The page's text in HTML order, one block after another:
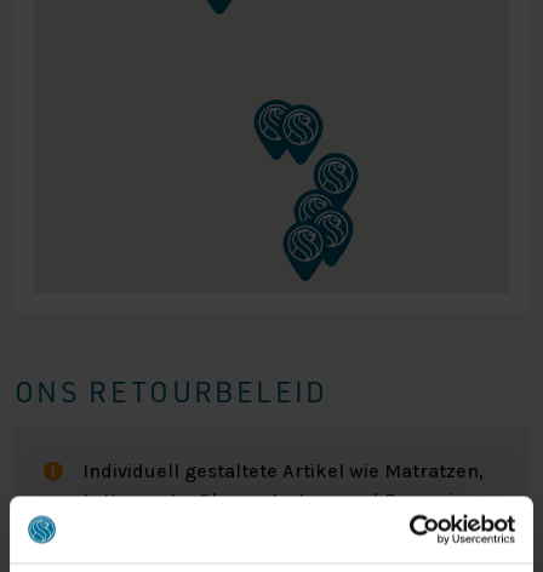
ONS RETOURBELEID
Individuell gestaltete Artikel wie Matratzen,
Lattenroste, Obermatratzen und Boxspring-